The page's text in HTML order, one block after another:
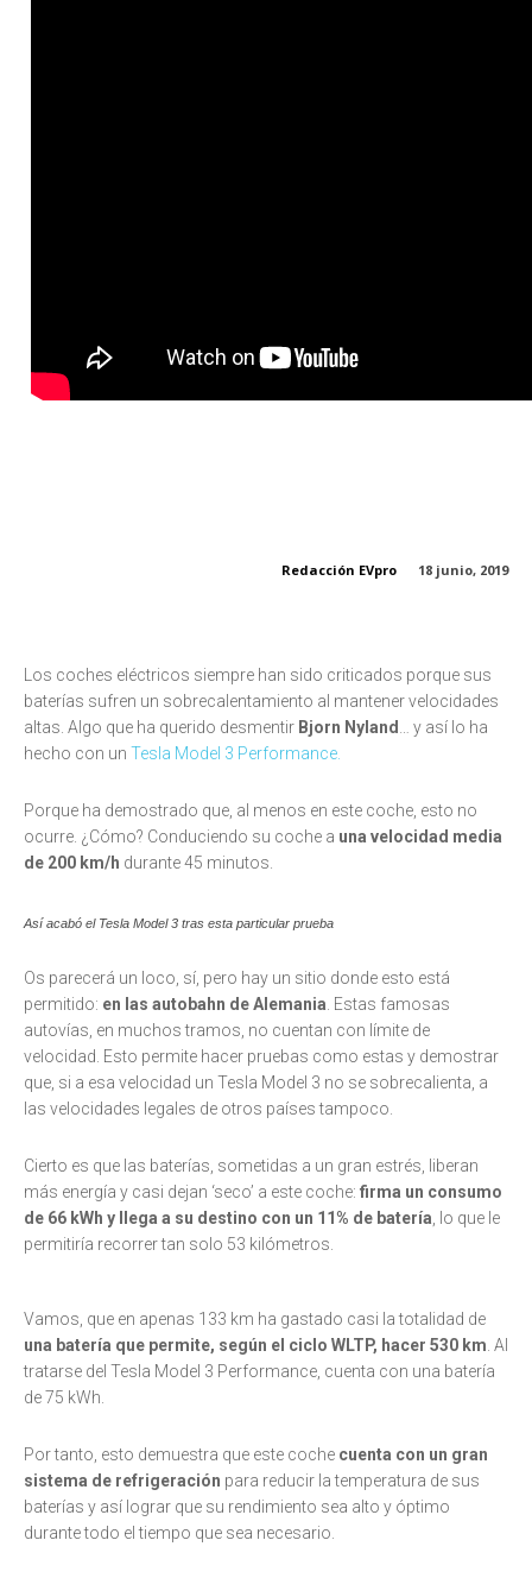
18 junio, 2019
Redacción EVpro
Los coches eléctricos siempre han sido criticados porque sus
baterías sufren un sobrecalentamiento al mantener velocidades
altas. Algo que ha querido desmentir Bjorn Nyland
… y así lo ha
hecho con un Tesla Model 3 Performance.
Porque ha demostrado que, al menos en este coche, esto no
ocurre. ¿Cómo? Conduciendo su coche a una velocidad media
de 200 km/h durante 45 minutos.
Así acabó el Tesla Model 3 tras esta particular prueba
Os parecerá un loco, sí, pero hay un sitio donde esto está
permitido: en las autobahn de Alemania. Estas famosas
autovías, en muchos tramos, no cuentan con límite de
velocidad. Esto permite hacer pruebas como estas y demostrar
que, si a esa velocidad un Tesla Model 3 no se sobrecalienta, a
las velocidades legales de otros países tampoco.
Cierto es que las baterías, sometidas a un gran estrés, liberan
más energía y casi dejan ‘seco’ a este coche: firma un consumo
de 66 kWh y llega a su destino con un 11% de batería, lo que le
permitiría recorrer tan solo 53 kilómetros.
Vamos, que en apenas 133 km ha gastado casi la totalidad de
una batería que permite, según el ciclo WLTP, hacer 530 km . Al
tratarse del Tesla Model 3 Performance, cuenta con una batería
de 75 kWh.
Por tanto, esto demuestra que este coche cuenta con un gran
sistema de refrigeración para reducir la temperatura de sus
baterías y así lograr que su rendimiento sea alto y óptimo
durante todo el tiempo que sea necesario.